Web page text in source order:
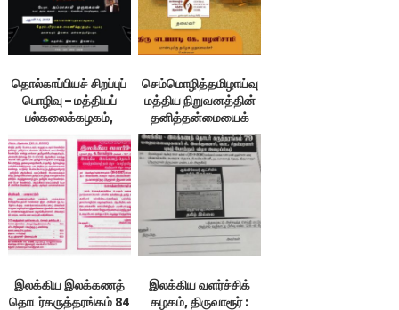
தொல்காப்பியச் சிறப்புப்
பொழிவு – மத்தியப்
பல்கலைக்கழகம்,
செம்மொழித்தமிழாய்வு
மத்திய நிறுவனத்தின்
தனித்தன்மையைக்
காத்திடுவோம்! –
இலக்குவனார்
திருவள்ளுவன்
இலக்கிய இலக்கணத்
தொடர்கருத்தரங்கம் 84
இலக்கிய வளர்ச்சிக்
கழகம், திருவாரூர் :